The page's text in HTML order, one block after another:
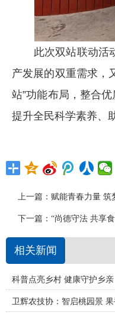
此次双站联动活动
产发展的双重需求，
站”功能布局，整合
提升全民科学素养、
上一篇： 赋能青春力量
下一篇： “尚德守法 共享
相关新闻
科普点亮乡村 健康守护乡亲
卫辉农技协：智启桃园景